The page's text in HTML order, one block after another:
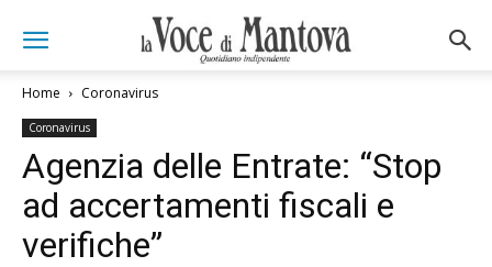
Home Coronavirus
Coronavirus
Agenzia delle Entrate: “Stop
ad accertamenti fiscali e
verifiche”